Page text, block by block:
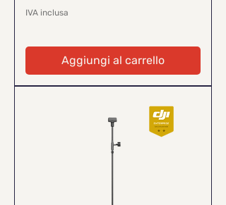
IVA inclusa
Aggiungi al carrello